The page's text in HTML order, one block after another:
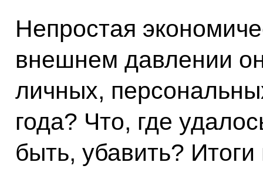
Непростая
внешнем давлении
личных,
года? Что, где
быть, убавить? Итоги